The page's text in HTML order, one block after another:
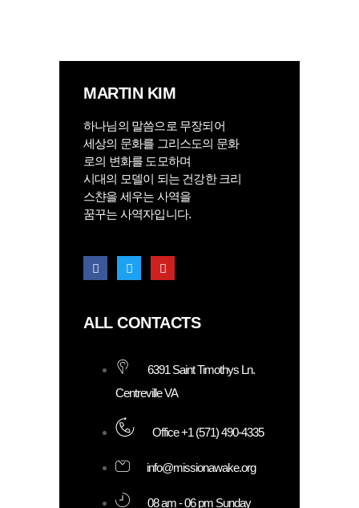
MARTIN KIM
하나님의 말씀으로 무장되어
세상의 문화를 그리스도의 문화
로의 변화를 도모하며
시대의 모델이 되는 건강한 크리
스챤을 세우는 사역을
꿈꾸는 사역자입니다.
ALL CONTACTS
6391 Saint Timothys Ln.
Centreville VA
Office +1 (571) 490-4335
info@missionawake.org
08 am - 06 pm Sunday